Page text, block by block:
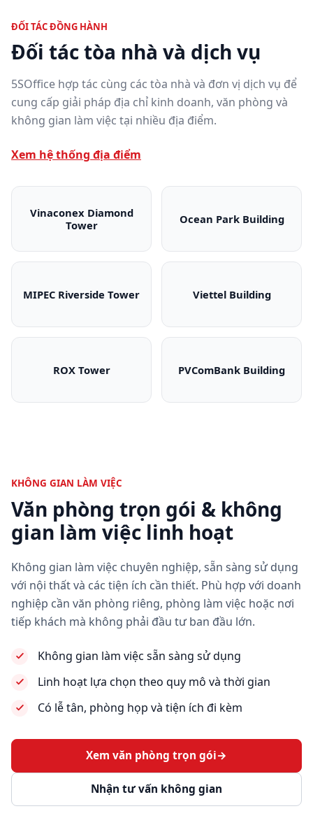
ĐỐI TÁC ĐỒNG HÀNH
Đối tác tòa nhà và dịch vụ
5SOffice hợp tác cùng các tòa nhà và đơn vị dịch vụ để
cung cấp giải pháp địa chỉ kinh doanh, văn phòng và
không gian làm việc tại nhiều địa điểm.
Xem hệ thống địa điểm
Vinaconex Diamond
TowerVinaconex Diamond Tower
Ocean Park Building
Ocean Park
MIPEC Riverside Tower
MIPEC Riverside Tower
Viettel Building
Viettel Building
ROX Tower
ROX Tower
PVComBank Building
PVComBank
KHÔNG GIAN LÀM VIỆC
Văn phòng trọn gói & không
gian làm việc linh hoạt
Không gian làm việc chuyên nghiệp, sẵn sàng sử dụng
với nội thất và các tiện ích cần thiết. Phù hợp với doanh
nghiệp cần văn phòng riêng, phòng làm việc hoặc nơi
tiếp khách mà không phải đầu tư ban đầu lớn.
Không gian làm việc sẵn sàng sử dụng
Linh hoạt lựa chọn theo quy mô và thời gian
Có lễ tân, phòng họp và tiện ích đi kèm
Xem văn phòng trọn gói→
Nhận tư vấn không gian